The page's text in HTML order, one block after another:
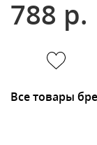
788 р.
Все товары